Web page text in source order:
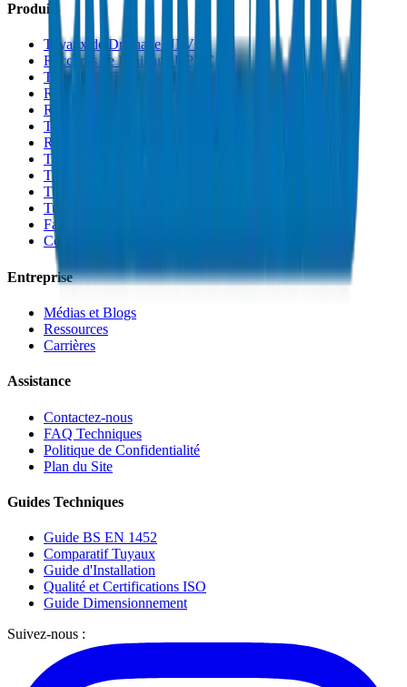
Produits
Tuyaux de Drainage UPVC
Raccords de Drainage UPVC
Tuyaux PVC Haute Pression
Raccords PVC Haute Pression
Raccords PVC SCH 40
Tuyaux de Gaine PVC
Raccords de Gaine PVC
Tuyaux Conduit PVC
Tuyaux PP-R
Tuyaux HDPE
Tuyaux PEX
Fabrications et Accessoires
Colles et Solvants
Entreprise
Médias et Blogs
Ressources
Carrières
Assistance
Contactez-nous
FAQ Techniques
Politique de Confidentialité
Plan du Site
Guides Techniques
Guide BS EN 1452
Comparatif Tuyaux
Guide d'Installation
Qualité et Certifications ISO
Guide Dimensionnement
Suivez-nous :